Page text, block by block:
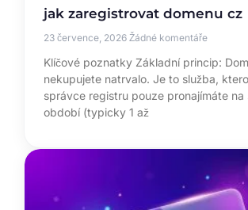
jak zaregistrovat domenu cz
23 července, 2026 Žádné komentáře
Klíčové poznatky Základní princip:
nekupujete natrvalo. Je to služba,
správce registru pouze pronajímáte na
období (typicky 1 až